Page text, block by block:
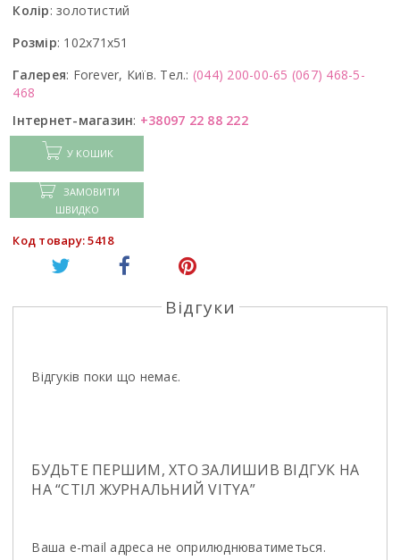
Колір:золотистий
Розмір: 102x71x51
Галерея: Forever, Київ. Тел.: (044) 200-00-65 (067) 468-5-
468
Інтернет-магазин: +38097 22 88 222
У КОШИК
ЗАМОВИТИ
ШВИДКО
Код товару: 5418
Відгуки
Відгуків поки що немає.
БУДЬТЕ ПЕРШИМ, ХТО ЗАЛИШИВ ВІДГУК НА
НА “СТІЛ ЖУРНАЛЬНИЙ VITYA”
Ваша e-mail адреса не оприлюднюватиметься.